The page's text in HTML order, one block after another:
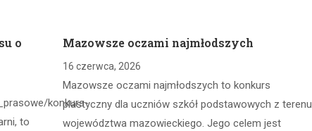
o
konkurs-
to
Mazowsze oczami najmłodszych
16 czerwca, 2026
Mazowsze oczami najmłodszych to konkurs
plastyczny dla uczniów szkół podstawowych z terenu
województwa mazowieckiego. Jego celem jest